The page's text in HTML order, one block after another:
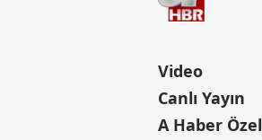
Video
Canlı Yayın
A Haber Özel